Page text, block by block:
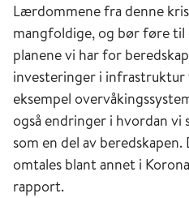
Lærdommene fra denne
mangfoldige, og bør føre til
planene vi har for
investeringer i
eksempel
også endringer i hvordan vi
som en del av
omtales blant annet i
rapport.